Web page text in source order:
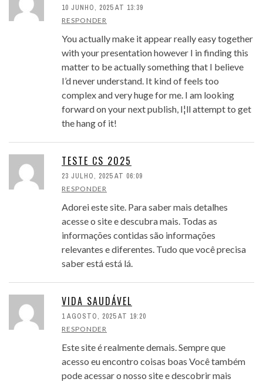
10 JUNHO, 2025 AT 13:39
RESPONDER
You actually make it appear really easy together
with your presentation however I in finding this
matter to be actually something that I believe
I’d never understand. It kind of feels too
complex and very huge for me. I am looking
forward on your next publish, I¦ll attempt to get
the hang of it!
TESTE CS 2025
23 JULHO, 2025 AT 06:09
RESPONDER
Adorei este site. Para saber mais detalhes
acesse o site e descubra mais. Todas as
informações contidas são informações
relevantes e diferentes. Tudo que você precisa
saber está está lá.
VIDA SAUDÁVEL
1 AGOSTO, 2025 AT 19:20
RESPONDER
Este site é realmente demais. Sempre que
acesso eu encontro coisas boas Você também
pode acessar o nosso site e descobrir mais